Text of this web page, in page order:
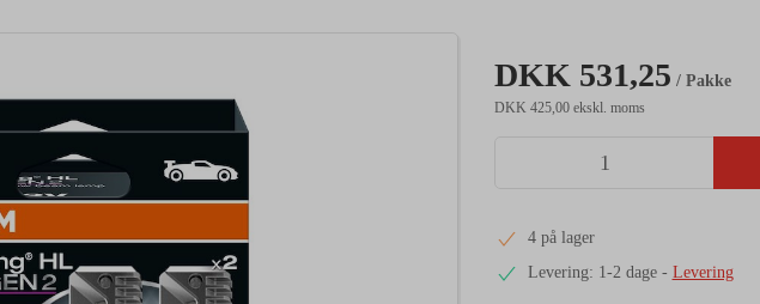
DKK 531,25 / Pakke
DKK 425,00 ekskl. moms
4 på lager
Levering: 1-2 dage- Levering